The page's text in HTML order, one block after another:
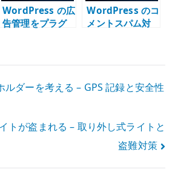
WordPress の広
告管理をプラグ
Manager から広
WordPress のコ
メントスパム対
運用方針を整理
ダーを考える – GPS 記録と安全性
トが盗まれる – 取り外し式ライトと
盗難対策